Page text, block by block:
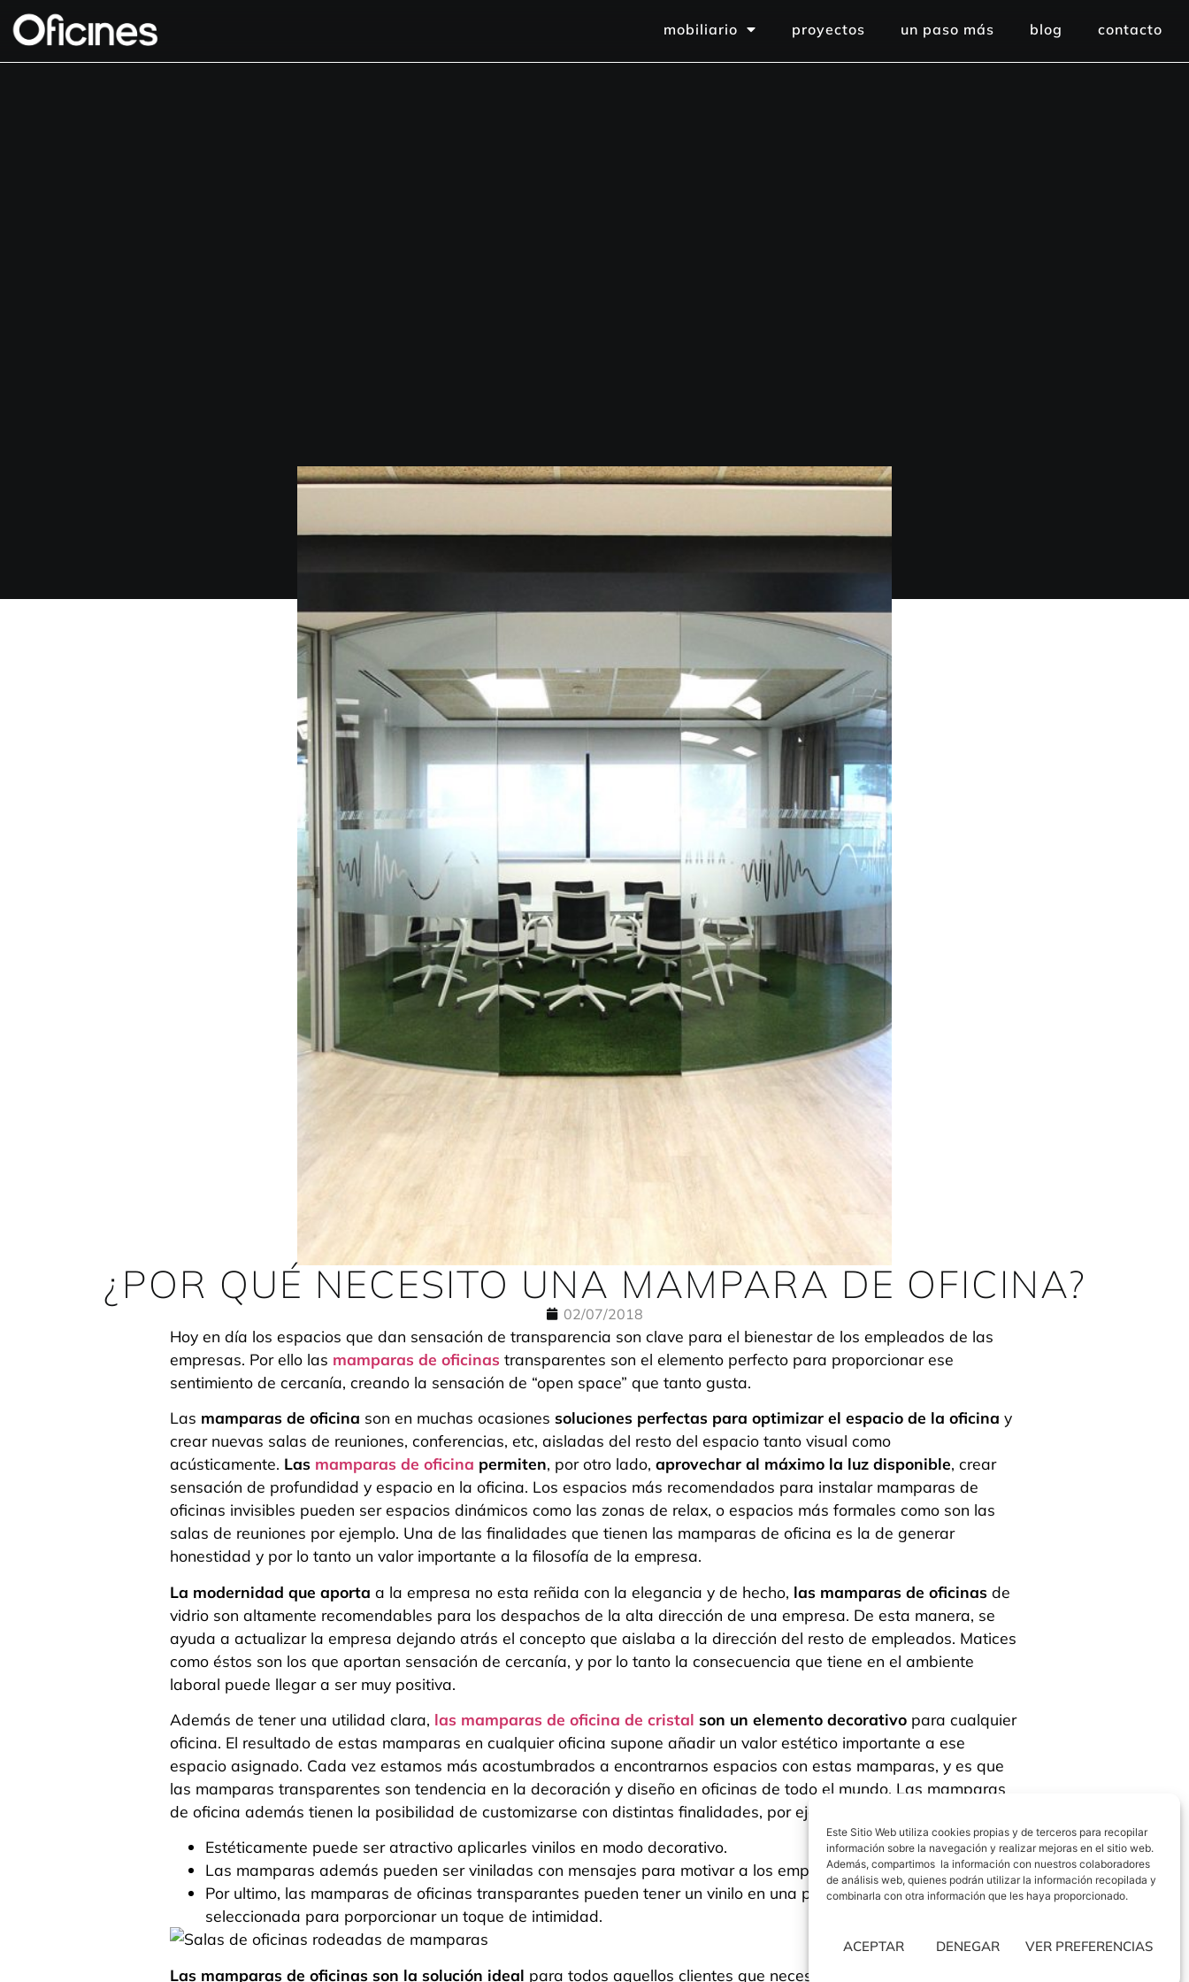
Este Sitio Web utiliza cookies propias y de terceros para recopilar
información sobre la navegación y realizar mejoras en el sitio web.
Además, compartimos la información con nuestros colaboradores
de análisis web, quienes podrán utilizar la información recopilada y
combinarla con otra información que les haya proporcionado.
ACEPTAR DENEGAR VER PREFERENCIAS
mobiliario proyectos un paso más blog contacto
¿POR QUÉ NECESITO UNA MAMPARA DE OFICINA?
02/07/2018
Hoy en día los espacios que dan sensación de transparencia son clave para el bienestar de los empleados de las
empresas. Por ello las mamparas de oficinas transparentes son el elemento perfecto para proporcionar ese
sentimiento de cercanía, creando la sensación de “open space” que tanto gusta.
Las mamparas de oficina son en muchas ocasiones soluciones perfectas para optimizar el espacio de la oficina y
crear nuevas salas de reuniones, conferencias, etc, aisladas del resto del espacio tanto visual como
acústicamente. Las mamparas de oficina permiten, por otro lado, aprovechar al máximo la luz disponible, crear
sensación de profundidad y espacio en la oficina. Los espacios más recomendados para instalar mamparas de
oficinas invisibles pueden ser espacios dinámicos como las zonas de relax, o espacios más formales como son las
salas de reuniones por ejemplo. Una de las finalidades que tienen las mamparas de oficina es la de generar
honestidad y por lo tanto un valor importante a la filosofía de la empresa.
La modernidad que aporta a la empresa no esta reñida con la elegancia y de hecho, las mamparas de oficinas de
vidrio son altamente recomendables para los despachos de la alta dirección de una empresa. De esta manera, se
ayuda a actualizar la empresa dejando atrás el concepto que aislaba a la dirección del resto de empleados. Matices
como éstos son los que aportan sensación de cercanía, y por lo tanto la consecuencia que tiene en el ambiente
laboral puede llegar a ser muy positiva.
Además de tener una utilidad clara, las mamparas de oficina de cristal son un elemento decorativo para cualquier
oficina. El resultado de estas mamparas en cualquier oficina supone añadir un valor estético importante a ese
espacio asignado. Cada vez estamos más acostumbrados a encontrarnos espacios con estas mamparas, y es que
las mamparas transparentes son tendencia en la decoración y diseño en oficinas de todo el mundo. Las mamparas
de oficina además tienen la posibilidad de customizarse con distintas finalidades, por ejemplo:
Estéticamente puede ser atractivo aplicarles vinilos en modo decorativo.
Las mamparas además pueden ser viniladas con mensajes para motivar a los empleados.
Por ultimo, las mamparas de oficinas transparantes pueden tener un vinilo en una posición estratégicamente
seleccionada para porporcionar un toque de intimidad.
Las mamparas de oficinas son la solución ideal para todos aquellos clientes que necesiten nuevas espacios de